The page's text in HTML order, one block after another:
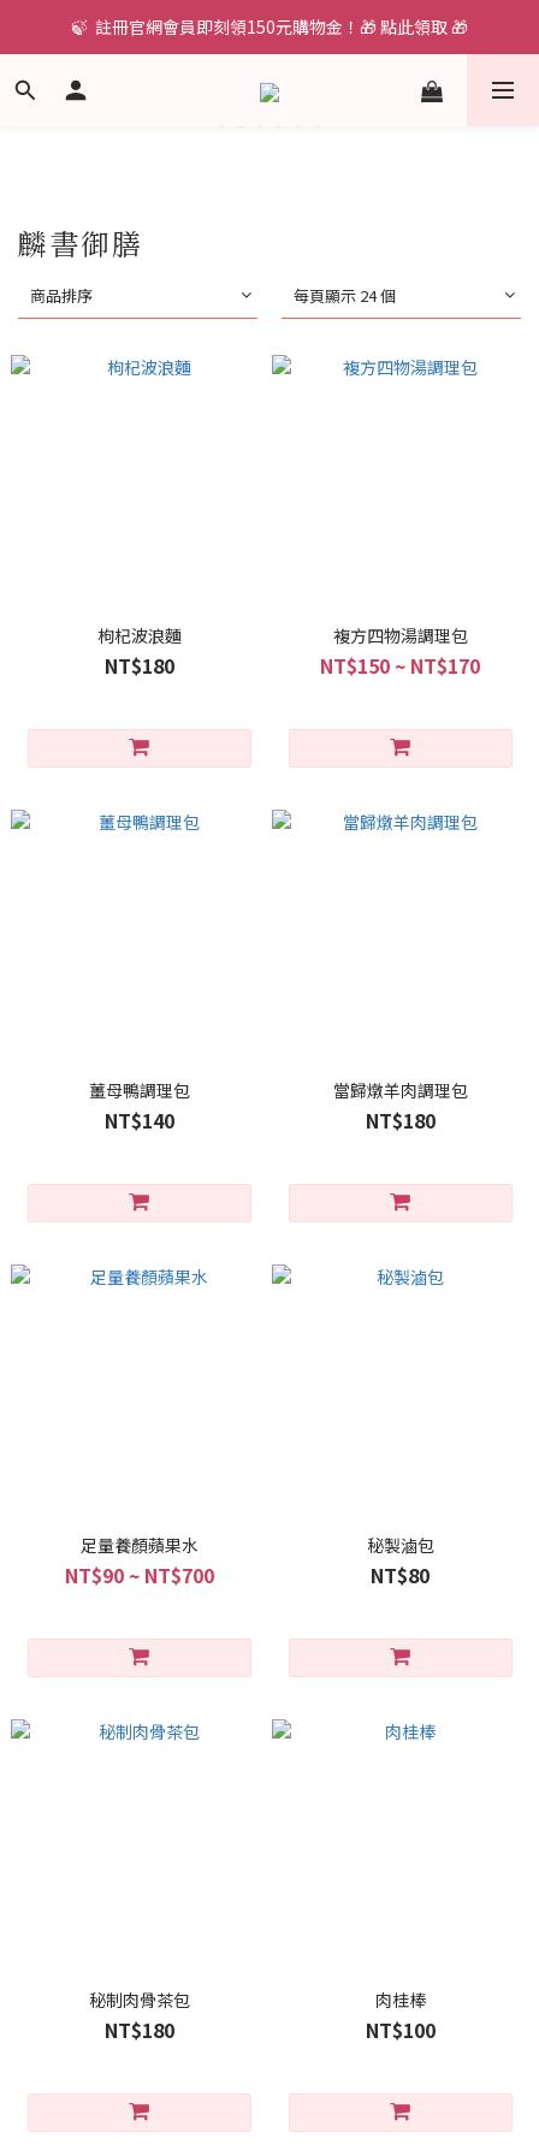
🍃  註冊官網會員即刻領150元購物金！🎁 點此領取 🎁
麟書御膳
商品排序 每頁顯示 24 個
枸杞波浪麵
NT$180
複方四物湯調理包
NT$150 ~ NT$170
薑母鴨調理包
NT$140
當歸燉羊肉調理包
NT$180
足量養顏蘋果水
NT$90 ~ NT$700
秘製滷包
NT$80
秘制肉骨茶包
NT$180
肉桂棒
NT$100